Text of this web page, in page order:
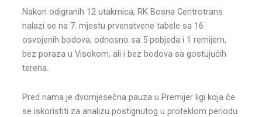
Nakon odigranih 12 utakmica, RK Bosna Centrotrans
nalazi se na 7. mjestu prvenstvene tabele sa 16
osvojenih bodova, odnosno sa 5 pobjeda i 1 remijem,
bez poraza u Visokom, ali i bez bodova sa gostujućih
terena.
Pred nama je dvomjesečna pauza u Premijer ligi koja će
se iskoristiti za analizu postignutog u proteklom periodu